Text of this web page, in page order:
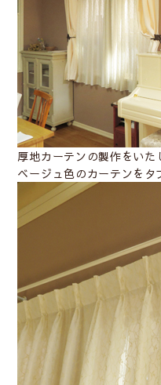
厚地カーテンの製作をいた
ベージュ色のカーテンをタ